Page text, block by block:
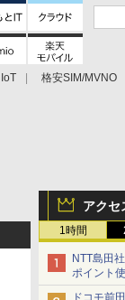
IoT
格安SIM/MVNO
アクセ
1時間
NTT島田
ポイント
ドコモ前